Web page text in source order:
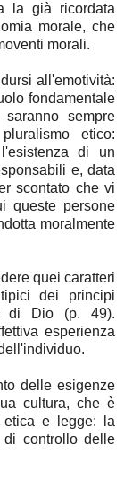
la già ricordata
morale, che
morali.
all'emotività:
fondamentale
sempre
etico:
di un
e, data
scontato che vi
queste persone
moralmente
quei caratteri
dei principi
di Dio (p. 49).
esperienza
delle esigenze
cultura, che è
etica e legge: la
controllo delle